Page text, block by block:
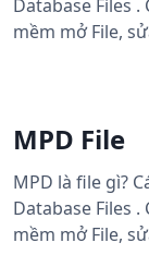
Database Files .
mềm mở File,
MPD File
MPD là file gì?
Database Files .
mềm mở File,